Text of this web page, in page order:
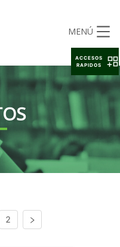
MENÚ
2
ACCESOS
RAPIDOS